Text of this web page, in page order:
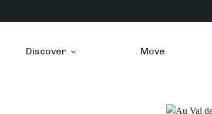
Discover Move